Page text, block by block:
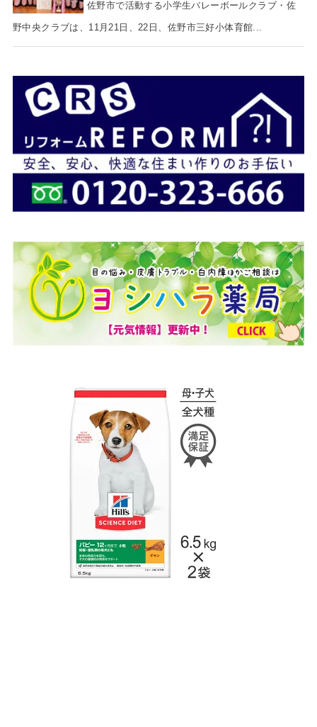
佐野市で活動する小学生バレーボールクラブ・佐
野中央クラブは、11月21日、22日、佐野市三好小体育館...